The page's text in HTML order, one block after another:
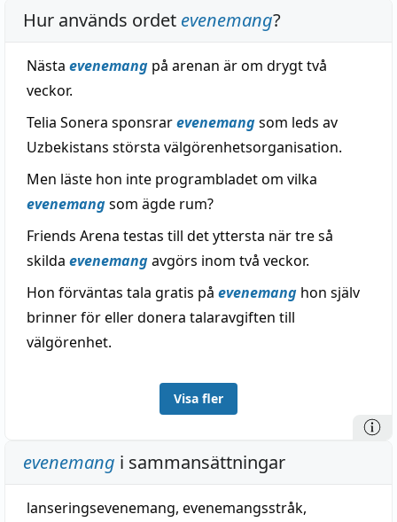
Hur används ordet evenemang?
Nästa evenemang på arenan är om drygt två
veckor.
Telia Sonera sponsrarevenemangsom leds av
Uzbekistans största välgörenhetsorganisation.
Men läste hon inte programbladet om vilka
evenemangsom ägde rum?
Friends Arena testas till det yttersta när tre så
skilda evenemangavgörs inom två veckor.
Hon förväntas tala gratis på evenemang hon själv
brinner för eller donera talaravgiften till
välgörenhet.
Visa fler
evenemang i sammansättningar
lanseringsevenemang, evenemangsstråk,